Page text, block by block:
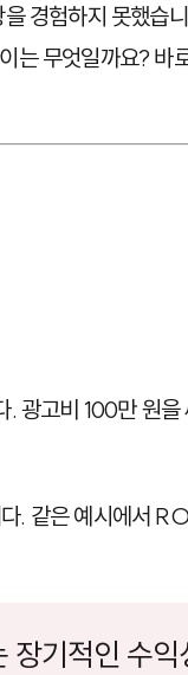
경험하지 못했습
는 무엇일까요? 바
. 광고비 100만 원
. 같은 예시에서
장기적인 수